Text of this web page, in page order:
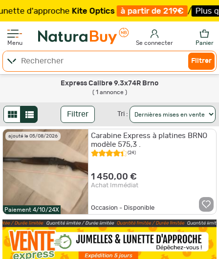
d'approcheKite Optics à partir de 219€ / Plus
Menu Se connecter Panier
Filtrer
Express Calibre 9.3x74R Brno
( 1 annonce )
Filtrer Tri :
ajouté le 05/08/2026
Paiement 4/10/24X
Carabine Express à platines BRNO
modèle 575,3 .
(24)
1 450,00 €
Achat Immédiat
Occasion - Disponible